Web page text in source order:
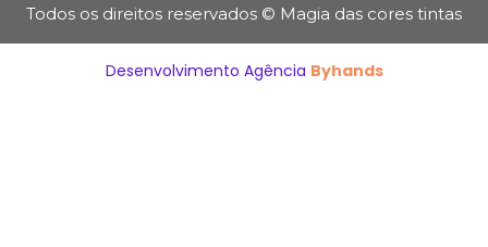
Todos os direitos reservados © Magia das cores tintas
Desenvolvimento Agência Byhands